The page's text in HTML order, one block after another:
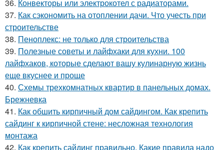
36. Конвекторы или электрокотел с радиаторами.
37. Как сэкономить на отоплении дачи. Что учесть при
строительстве
38. Пеноплекс: не только для строительства
39. Полезные советы и лайфхаки для кухни. 100
лайфхаков, которые сделают вашу кулинарную жизнь
еще вкуснее и проще
40. Схемы трехкомнатных квартир в панельных домах.
Брежневка
41. Как обшить кирпичный дом сайдингом. Как крепить
сайдинг к кирпичной стене: несложная технология
монтажа
42. Как крепить сайдинг правильно. Какие правила надо